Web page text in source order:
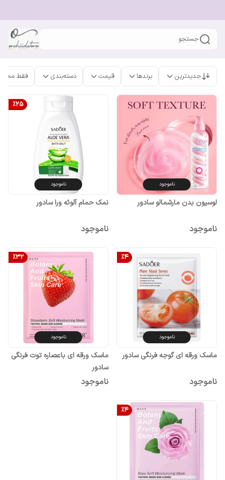
جستجو
جدیدترین برندها قیمت دسته‌بندی فقط
ناموجود
لوسیون بدن مارشمالو سادور
ناموجود
%25
ناموجود
نمک حمام آلوئه ورا سادور
ناموجود
%4
ناموجود
ماسک ورقه ای گوجه فرنگی سادور
ناموجود
%32
ناموجود
ماسک ورقه ای باعصاره توت فرنگی
سادور
ناموجود
%4